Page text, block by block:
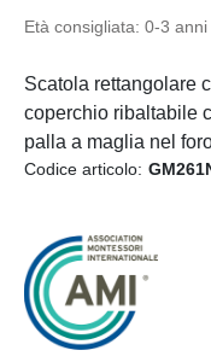
Età consigliata: 0-3 anni
Scatola rettangolare
coperchio ribaltabile
palla a maglia nel
Codice articolo: